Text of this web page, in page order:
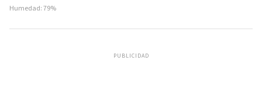
Humedad: 79%
PUBLICIDAD